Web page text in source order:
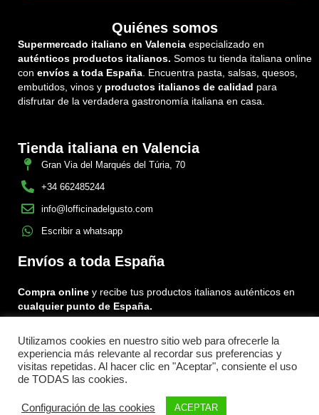
Quiénes somos
Supermercado italiano en Valencia especializado en
auténticos productos italianos. Somos tu tienda italiana online
con envíos a toda España. Encuentra pasta, salsas, quesos,
embutidos, vinos y productos italianos de calidad para
disfrutar de la verdadera gastronomía italiana en casa.
Tienda italiana en Valencia
Gran Via del Marqués del Túria, 70
+34 662485244
info@lofficinadelgusto.com
Escribir a whatsapp
Envíos a toda España
Compra online y recibe tus productos italianos auténticos en
cualquier punto de España.
Encuéntranos en:
FacebookInstagram
Tiktok
Menu
Utilizamos cookies en nuestro sitio web para ofrecerle la
experiencia más relevante al recordar sus preferencias y
visitas repetidas. Al hacer clic en "Aceptar", consiente el uso
de TODAS las cookies.
Configuración de las cookies ACEPTAR